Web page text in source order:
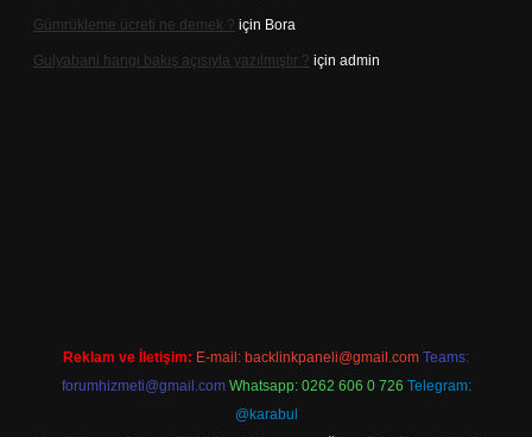
Gümrükleme ücreti ne demek ? için Bora
Gulyabani hangi bakış açısıyla yazılmıştır ? için admin
Reklam ve İletişim: E-mail: backlinkpaneli@gmail.com Teams:
forumhizmeti@gmail.com Whatsapp: 0262 606 0 726 Telegram:
@karabul